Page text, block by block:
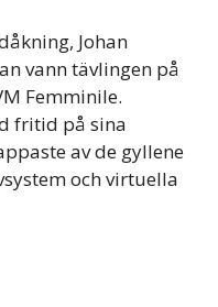
Johan
vann tävlingen på
Femminile.
fritid på sina
av de gyllene
och virtuella